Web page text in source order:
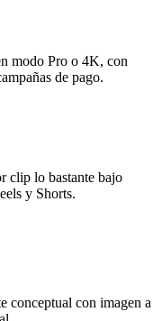
modo Pro o 4K, con
de pago.
clip lo bastante bajo
y Shorts.
conceptual con imagen a